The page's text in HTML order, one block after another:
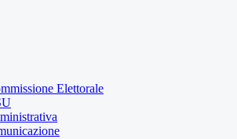
Elettorale